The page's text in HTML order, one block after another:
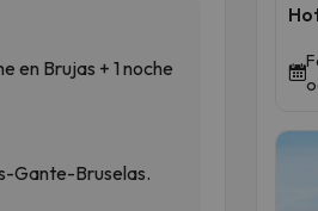
en Brujas + 1 noche
Gante-Bruselas.